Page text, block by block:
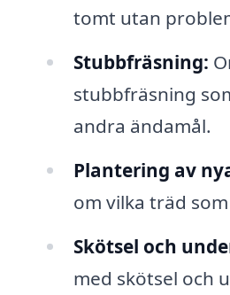
tomt utan
Stubbfräsning:
stubbfräsning
andra ändamål.
Plantering av
om vilka träd
Skötsel och
med skötsel och